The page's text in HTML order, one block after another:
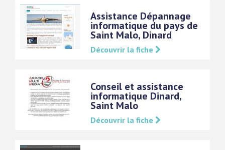
Assistance Dépannage
informatique du pays de
Saint Malo, Dinard
Découvrir la fiche
Conseil et assistance
informatique Dinard,
Saint Malo
Découvrir la fiche